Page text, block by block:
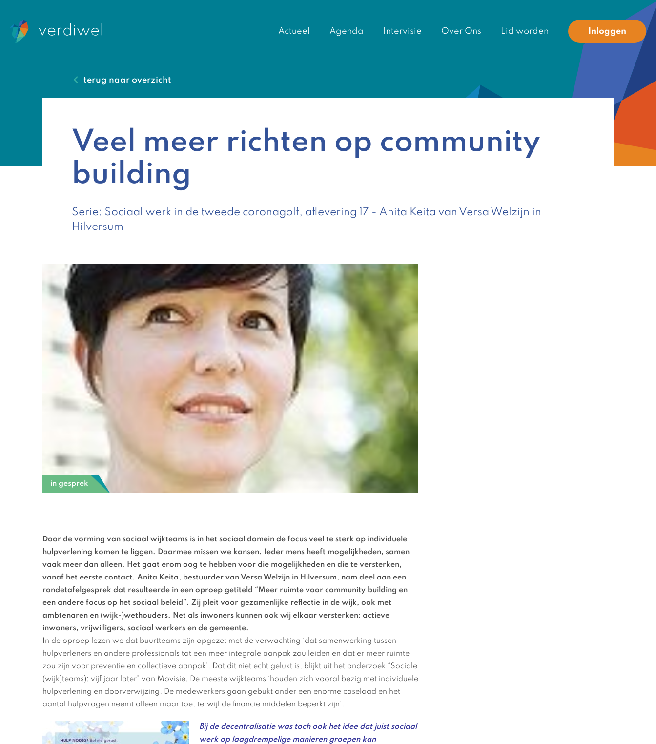
Actueel Agenda Intervisie Over Ons Lid worden Inloggen
terug naar overzicht
Veel meer richten op community
building
Serie: Sociaal werk in de tweede coronagolf, aflevering 17 - Anita Keita van Versa Welzijn in
Hilversum
in gesprek
Door de vorming van sociaal wijkteams is in het sociaal domein de focus veel te sterk op individuele
hulpverlening komen te liggen. Daarmee missen we kansen. Ieder mens heeft mogelijkheden, samen
vaak meer dan alleen. Het gaat erom oog te hebben voor die mogelijkheden en die te versterken,
vanaf het eerste contact. Anita Keita, bestuurder van Versa Welzijn in Hilversum, nam deel aan een
rondetafelgesprek dat resulteerde in een oproep getiteld “Meer ruimte voor community building en
een andere focus op het sociaal beleid”. Zij pleit voor gezamenlijke reflectie in de wijk, ook met
ambtenaren en (wijk-)wethouders. Net als inwoners kunnen ook wij elkaar versterken: actieve
inwoners, vrijwilligers, sociaal werkers en de gemeente.
In de oproep lezen we dat buurtteams zijn opgezet met de verwachting ‘dat samenwerking tussen
hulpverleners en andere professionals tot een meer integrale aanpak zou leiden en dat er meer ruimte
zou zijn voor preventie en collectieve aanpak’. Dat dit niet echt gelukt is, blijkt uit het onderzoek “Sociale
(wijk)teams): vijf jaar later” van Movisie. De meeste wijkteams ‘houden zich vooral bezig met individuele
hulpverlening en doorverwijzing. De medewerkers gaan gebukt onder een enorme caseload en het
aantal hulpvragen neemt alleen maar toe, terwijl de financie middelen beperkt zijn’.
Bij de decentralisatie was toch ook het idee dat juist sociaal
werk op laagdrempelige manieren groepen kan